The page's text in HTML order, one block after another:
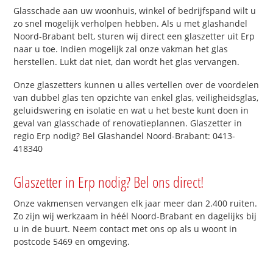
Glasschade aan uw woonhuis, winkel of bedrijfspand wilt u
zo snel mogelijk verholpen hebben. Als u met glashandel
Noord-Brabant belt, sturen wij direct een glaszetter uit Erp
naar u toe. Indien mogelijk zal onze vakman het glas
herstellen. Lukt dat niet, dan wordt het glas vervangen.
Onze glaszetters kunnen u alles vertellen over de voordelen
van dubbel glas ten opzichte van enkel glas, veiligheidsglas,
geluidswering en isolatie en wat u het beste kunt doen in
geval van glasschade of renovatieplannen. Glaszetter in
regio Erp nodig? Bel Glashandel Noord-Brabant: 0413-
418340
Glaszetter in Erp nodig? Bel ons direct!
Onze vakmensen vervangen elk jaar meer dan 2.400 ruiten.
Zo zijn wij werkzaam in héél Noord-Brabant en dagelijks bij
u in de buurt. Neem contact met ons op als u woont in
postcode 5469 en omgeving.